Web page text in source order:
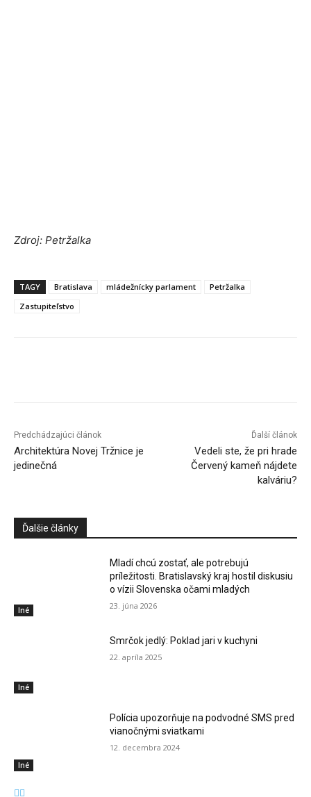
Zdroj: Petržalka
TAGY Bratislava mládežnícky parlament
Petržalka
Zastupiteľstvo
Predchádzajúci článok
Architektúra Novej Tržnice je
jedinečná
Ďalší článok
Vedeli ste, že pri hrade
Červený kameň nájdete
kalváriu?
Ďalšie články
Iné
Mladí chcú zostať, ale potrebujú
príležitosti. Bratislavský kraj hostil diskusiu
o vízii Slovenska očami mladých
23. júna 2026
Iné
Smrčok jedlý: Poklad jari v kuchyni
22. apríla 2025
Iné
Polícia upozorňuje na podvodné SMS pred
vianočnými sviatkami
12. decembra 2024